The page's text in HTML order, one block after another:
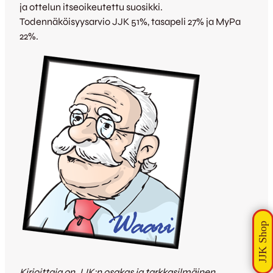
ja ottelun itseoikeutettu suosikki.
Todennäköisyysarvio JJK 51%, tasapeli 27% ja MyPa
22%.